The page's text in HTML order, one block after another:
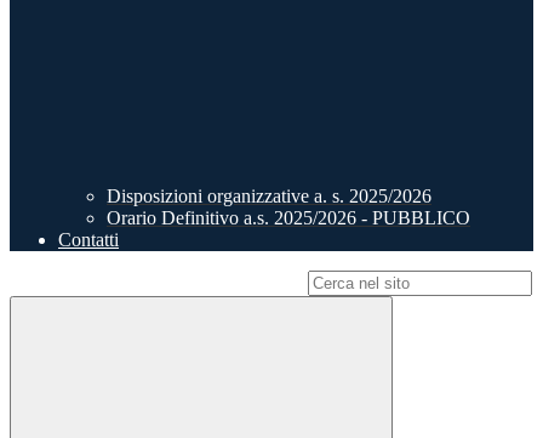
Disposizioni organizzative a. s. 2025/2026
Orario Definitivo a.s. 2025/2026 - PUBBLICO
Contatti